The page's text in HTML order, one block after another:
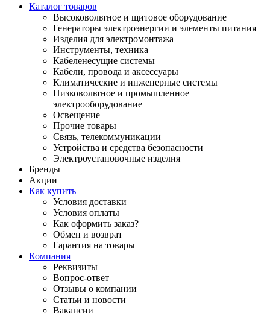
Каталог товаров
Высоковольтное и щитовое оборудование
Генераторы электроэнергии и элементы питания
Изделия для электромонтажа
Инструменты, техника
Кабеленесущие системы
Кабели, провода и аксессуары
Климатические и инженерные системы
Низковольтное и промышленное
электрооборудование
Освещение
Прочие товары
Связь, телекоммуникации
Устройства и средства безопасности
Электроустановочные изделия
Бренды
Акции
Как купить
Условия доставки
Условия оплаты
Как оформить заказ?
Обмен и возврат
Гарантия на товары
Компания
Реквизиты
Вопрос-ответ
Отзывы о компании
Статьи и новости
Вакансии